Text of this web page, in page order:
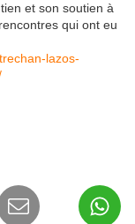
et son soutien à
qui ont eu
lazos-